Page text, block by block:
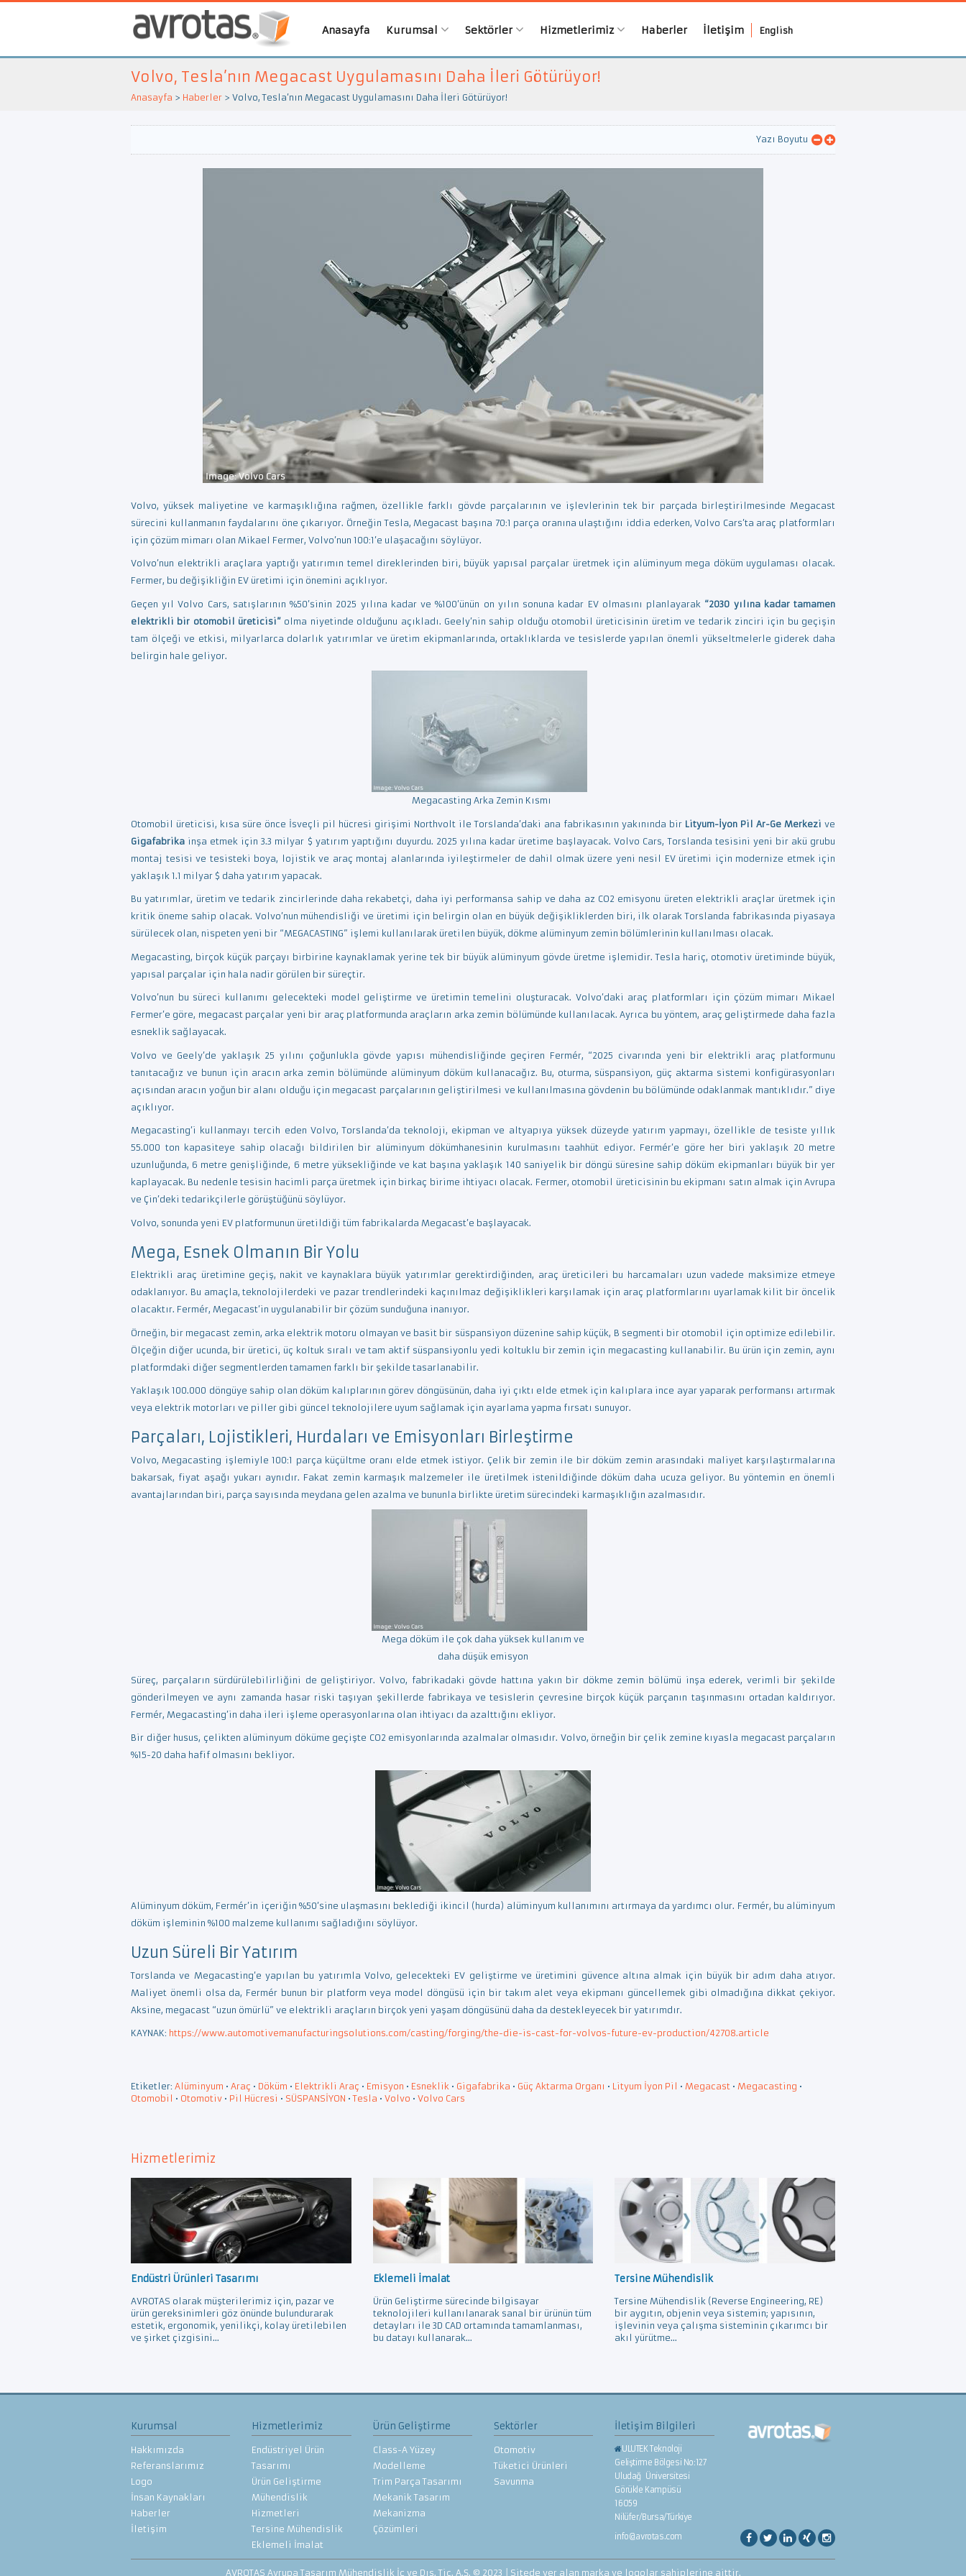
Anasayfa Kurumsal Sektörler Hizmetlerimiz Haberler İletişim English
Volvo, Tesla’nın Megacast Uygulamasını Daha İleri Götürüyor!
Anasayfa > Haberler > Volvo, Tesla’nın Megacast Uygulamasını Daha İleri Götürüyor!
Yazı Boyutu
Volvo, yüksek maliyetine ve karmaşıklığına rağmen, özellikle farklı gövde parçalarının ve işlevlerinin tek bir parçada birleştirilmesinde Megacast
sürecini kullanmanın faydalarını öne çıkarıyor. Örneğin Tesla, Megacast başına 70:1 parça oranına ulaştığını iddia ederken, Volvo Cars’ta araç platformları
için çözüm mimarı olan Mikael Fermer, Volvo’nun 100:1’e ulaşacağını söylüyor.
Volvo’nun elektrikli araçlara yaptığı yatırımın temel direklerinden biri, büyük yapısal parçalar üretmek için alüminyum mega döküm uygulaması olacak.
Fermer, bu değişikliğin EV üretimi için önemini açıklıyor.
Geçen yıl Volvo Cars, satışlarının %50’sinin 2025 yılına kadar ve %100’ünün on yılın sonuna kadar EV olmasını planlayarak “2030 yılına kadar tamamen
elektrikli bir otomobil üreticisi” olma niyetinde olduğunu açıkladı. Geely’nin sahip olduğu otomobil üreticisinin üretim ve tedarik zinciri için bu geçişin
tam ölçeği ve etkisi, milyarlarca dolarlık yatırımlar ve üretim ekipmanlarında, ortaklıklarda ve tesislerde yapılan önemli yükseltmelerle giderek daha
belirgin hale geliyor.
Megacasting Arka Zemin Kısmı
Otomobil üreticisi, kısa süre önce İsveçli pil hücresi girişimi Northvolt ile Torslanda’daki ana fabrikasının yakınında bir Lityum-İyon Pil Ar-Ge Merkezi ve
Gigafabrika inşa etmek için 3.3 milyar $ yatırım yaptığını duyurdu. 2025 yılına kadar üretime başlayacak. Volvo Cars, Torslanda tesisini yeni bir akü grubu
montaj tesisi ve tesisteki boya, lojistik ve araç montaj alanlarında iyileştirmeler de dahil olmak üzere yeni nesil EV üretimi için modernize etmek için
yaklaşık 1.1 milyar $ daha yatırım yapacak.
Bu yatırımlar, üretim ve tedarik zincirlerinde daha rekabetçi, daha iyi performansa sahip ve daha az CO2 emisyonu üreten elektrikli araçlar üretmek için
kritik öneme sahip olacak. Volvo’nun mühendisliği ve üretimi için belirgin olan en büyük değişikliklerden biri, ilk olarak Torslanda fabrikasında piyasaya
sürülecek olan, nispeten yeni bir “MEGACASTING” işlemi kullanılarak üretilen büyük, dökme alüminyum zemin bölümlerinin kullanılması olacak.
Megacasting, birçok küçük parçayı birbirine kaynaklamak yerine tek bir büyük alüminyum gövde üretme işlemidir. Tesla hariç, otomotiv üretiminde büyük,
yapısal parçalar için hala nadir görülen bir süreçtir.
Volvo’nun bu süreci kullanımı gelecekteki model geliştirme ve üretimin temelini oluşturacak. Volvo’daki araç platformları için çözüm mimarı Mikael
Fermer’e göre, megacast parçalar yeni bir araç platformunda araçların arka zemin bölümünde kullanılacak. Ayrıca bu yöntem, araç geliştirmede daha fazla
esneklik sağlayacak.
Volvo ve Geely’de yaklaşık 25 yılını çoğunlukla gövde yapısı mühendisliğinde geçiren Fermér, “2025 civarında yeni bir elektrikli araç platformunu
tanıtacağız ve bunun için aracın arka zemin bölümünde alüminyum döküm kullanacağız. Bu, oturma, süspansiyon, güç aktarma sistemi konfigürasyonları
açısından aracın yoğun bir alanı olduğu için megacast parçalarının geliştirilmesi ve kullanılmasına gövdenin bu bölümünde odaklanmak mantıklıdır.” diye
açıklıyor.
Megacasting’i kullanmayı tercih eden Volvo, Torslanda’da teknoloji, ekipman ve altyapıya yüksek düzeyde yatırım yapmayı, özellikle de tesiste yıllık
55.000 ton kapasiteye sahip olacağı bildirilen bir alüminyum dökümhanesinin kurulmasını taahhüt ediyor. Fermér’e göre her biri yaklaşık 20 metre
uzunluğunda, 6 metre genişliğinde, 6 metre yüksekliğinde ve kat başına yaklaşık 140 saniyelik bir döngü süresine sahip döküm ekipmanları büyük bir yer
kaplayacak. Bu nedenle tesisin hacimli parça üretmek için birkaç birime ihtiyacı olacak. Fermer, otomobil üreticisinin bu ekipmanı satın almak için Avrupa
ve Çin’deki tedarikçilerle görüştüğünü söylüyor.
Volvo, sonunda yeni EV platformunun üretildiği tüm fabrikalarda Megacast’e başlayacak.
Mega, Esnek Olmanın Bir Yolu
Elektrikli araç üretimine geçiş, nakit ve kaynaklara büyük yatırımlar gerektirdiğinden, araç üreticileri bu harcamaları uzun vadede maksimize etmeye
odaklanıyor. Bu amaçla, teknolojilerdeki ve pazar trendlerindeki kaçınılmaz değişiklikleri karşılamak için araç platformlarını uyarlamak kilit bir öncelik
olacaktır. Fermér, Megacast’in uygulanabilir bir çözüm sunduğuna inanıyor.
Örneğin, bir megacast zemin, arka elektrik motoru olmayan ve basit bir süspansiyon düzenine sahip küçük, B segmenti bir otomobil için optimize edilebilir.
Ölçeğin diğer ucunda, bir üretici, üç koltuk sıralı ve tam aktif süspansiyonlu yedi koltuklu bir zemin için megacasting kullanabilir. Bu ürün için zemin, aynı
platformdaki diğer segmentlerden tamamen farklı bir şekilde tasarlanabilir.
Yaklaşık 100.000 döngüye sahip olan döküm kalıplarının görev döngüsünün, daha iyi çıktı elde etmek için kalıplara ince ayar yaparak performansı artırmak
veya elektrik motorları ve piller gibi güncel teknolojilere uyum sağlamak için ayarlama yapma fırsatı sunuyor.
Parçaları, Lojistikleri, Hurdaları ve Emisyonları Birleştirme
Volvo, Megacasting işlemiyle 100:1 parça küçültme oranı elde etmek istiyor. Çelik bir zemin ile bir döküm zemin arasındaki maliyet karşılaştırmalarına
bakarsak, fiyat aşağı yukarı aynıdır. Fakat zemin karmaşık malzemeler ile üretilmek istenildiğinde döküm daha ucuza geliyor. Bu yöntemin en önemli
avantajlarından biri, parça sayısında meydana gelen azalma ve bununla birlikte üretim sürecindeki karmaşıklığın azalmasıdır.
Mega döküm ile çok daha yüksek kullanım ve
daha düşük emisyon
Süreç, parçaların sürdürülebilirliğini de geliştiriyor. Volvo, fabrikadaki gövde hattına yakın bir dökme zemin bölümü inşa ederek, verimli bir şekilde
gönderilmeyen ve aynı zamanda hasar riski taşıyan şekillerde fabrikaya ve tesislerin çevresine birçok küçük parçanın taşınmasını ortadan kaldırıyor.
Fermér, Megacasting’in daha ileri işleme operasyonlarına olan ihtiyacı da azalttığını ekliyor.
Bir diğer husus, çelikten alüminyum döküme geçişte CO2 emisyonlarında azalmalar olmasıdır. Volvo, örneğin bir çelik zemine kıyasla megacast parçaların
%15-20 daha hafif olmasını bekliyor.
Alüminyum döküm, Fermér’in içeriğin %50’sine ulaşmasını beklediği ikincil (hurda) alüminyum kullanımını artırmaya da yardımcı olur. Fermér, bu alüminyum
döküm işleminin %100 malzeme kullanımı sağladığını söylüyor.
Uzun Süreli Bir Yatırım
Torslanda ve Megacasting’e yapılan bu yatırımla Volvo, gelecekteki EV geliştirme ve üretimini güvence altına almak için büyük bir adım daha atıyor.
Maliyet önemli olsa da, Fermér bunun bir platform veya model döngüsü için bir takım alet veya ekipmanı güncellemek gibi olmadığına dikkat çekiyor.
Aksine, megacast “uzun ömürlü” ve elektrikli araçların birçok yeni yaşam döngüsünü daha da destekleyecek bir yatırımdır.
KAYNAK: https://www.automotivemanufacturingsolutions.com/casting/forging/the-die-is-cast-for-volvos-future-ev-production/42708.article
Etiketler: Alüminyum • Araç • Döküm • Elektrikli Araç • Emisyon • Esneklik • Gigafabrika • Güç Aktarma Organı • Lityum İyon Pil • Megacast • Megacasting •
Otomobil • Otomotiv • Pil Hücresi • SÜSPANSİYON •Tesla • Volvo • Volvo Cars
Hizmetlerimiz
Endüstri Ürünleri Tasarımı
AVROTAS olarak müşterilerimiz için, pazar ve
ürün gereksinimleri göz önünde bulundurarak
estetik, ergonomik, yenilikçi, kolay üretilebilen
ve şirket çizgisini...
Eklemeli İmalat
Ürün Geliştirme sürecinde bilgisayar
teknolojileri kullanılanarak sanal bir ürünün tüm
detayları ile 3D CAD ortamında tamamlanması,
bu datayı kullanarak...
Tersine Mühendislik
Tersine Mühendislik (Reverse Engineering, RE)
bir aygıtın, objenin veya sistemin; yapısının,
işlevinin veya çalışma sisteminin çıkarımcı bir
akıl yürütme...
Kurumsal
Hakkımızda
Referanslarımız
Logo
İnsan Kaynakları
Haberler
İletişim
Hizmetlerimiz
Endüstriyel Ürün
Tasarımı
Ürün Geliştirme
Mühendislik
Hizmetleri
Tersine Mühendislik
Eklemeli İmalat
Ürün Geliştirme
Class-A Yüzey
Modelleme
Trim Parça Tasarımı
Mekanik Tasarım
Mekanizma
Çözümleri
Sektörler
Otomotiv
Tüketici Ürünleri
Savunma
İletişim Bilgileri
ULUTEK Teknoloji
Geliştirme Bölgesi No:127
Uludağ Üniversitesi
Görükle Kampüsü
16059
Nilüfer/Bursa/Türkiye
info@avrotas.com
AVROTAS Avrupa Tasarım Mühendislik İç ve Dış. Tic. A.Ş. © 2023 │Sitede yer alan marka ve logolar sahiplerine aittir.